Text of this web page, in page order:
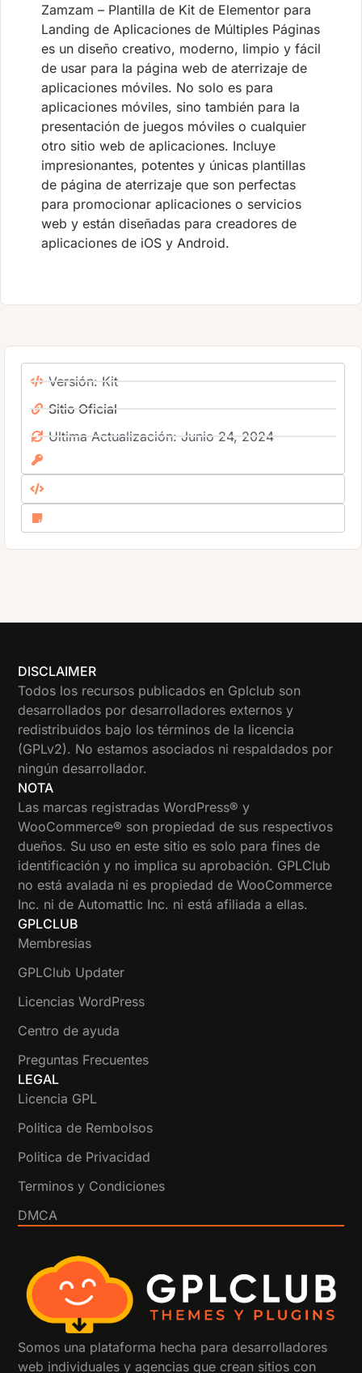
Zamzam – Plantilla de Kit de Elementor para
Landing de Aplicaciones de Múltiples Páginas
es un diseño creativo, moderno, limpio y fácil
de usar para la página web de aterrizaje de
aplicaciones móviles. No solo es para
aplicaciones móviles, sino también para la
presentación de juegos móviles o cualquier
otro sitio web de aplicaciones. Incluye
impresionantes, potentes y únicas plantillas
de página de aterrizaje que son perfectas
para promocionar aplicaciones o servicios
web y están diseñadas para creadores de
aplicaciones de iOS y Android.
Versión: Kit
Sitio Oficial
Ultima Actualización: Junio 24, 2024
DISCLAIMER
Todos los recursos publicados en Gplclub son
desarrollados por desarrolladores externos y
redistribuidos bajo los términos de la licencia
(GPLv2). No estamos asociados ni respaldados por
ningún desarrollador.
NOTA
Las marcas registradas WordPress® y
WooCommerce® son propiedad de sus respectivos
dueños. Su uso en este sitio es solo para fines de
identificación y no implica su aprobación. GPLClub
no está avalada ni es propiedad de WooCommerce
Inc. ni de Automattic Inc. ni está afiliada a ellas.
GPLCLUB
Membresias
GPLClub Updater
Licencias WordPress
Centro de ayuda
Preguntas Frecuentes
LEGAL
Licencia GPL
Politica de Rembolsos
Politica de Privacidad
Terminos y Condiciones
DMCA
Somos una plataforma hecha para desarrolladores
web individuales y agencias que crean sitios con